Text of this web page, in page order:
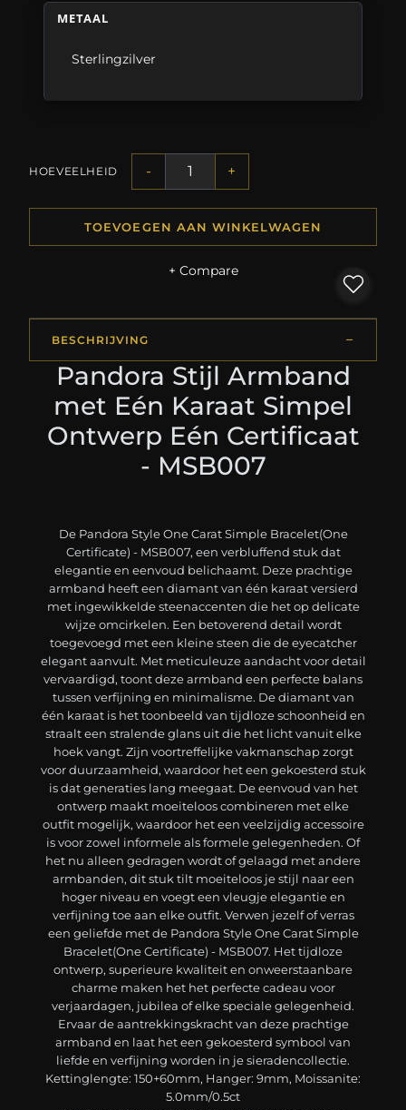
METAAL
Sterlingzilver
HOEVEELHEID - +
TOEVOEGEN AAN WINKELWAGEN
+ Compare
BESCHRIJVING
Pandora Stijl Armband
met Eén Karaat Simpel
Ontwerp Eén Certificaat
- MSB007
De Pandora Style One Carat Simple Bracelet(One
Certificate) - MSB007, een verbluffend stuk dat
elegantie en eenvoud belichaamt. Deze prachtige
armband heeft een diamant van één karaat versierd
met ingewikkelde steenaccenten die het op delicate
wijze omcirkelen. Een betoverend detail wordt
toegevoegd met een kleine steen die de eyecatcher
elegant aanvult. Met meticuleuze aandacht voor detail
vervaardigd, toont deze armband een perfecte balans
tussen verfijning en minimalisme. De diamant van
één karaat is het toonbeeld van tijdloze schoonheid en
straalt een stralende glans uit die het licht vanuit elke
hoek vangt. Zijn voortreffelijke vakmanschap zorgt
voor duurzaamheid, waardoor het een gekoesterd stuk
is dat generaties lang meegaat. De eenvoud van het
ontwerp maakt moeiteloos combineren met elke
outfit mogelijk, waardoor het een veelzijdig accessoire
is voor zowel informele als formele gelegenheden. Of
het nu alleen gedragen wordt of gelaagd met andere
armbanden, dit stuk tilt moeiteloos je stijl naar een
hoger niveau en voegt een vleugje elegantie en
verfijning toe aan elke outfit. Verwen jezelf of verras
een geliefde met de Pandora Style One Carat Simple
Bracelet(One Certificate) - MSB007. Het tijdloze
ontwerp, superieure kwaliteit en onweerstaanbare
charme maken het het perfecte cadeau voor
verjaardagen, jubilea of elke speciale gelegenheid.
Ervaar de aantrekkingskracht van deze prachtige
armband en laat het een gekoesterd symbool van
liefde en verfijning worden in je sieradencollectie.
Kettinglengte: 150+60mm, Hanger: 9mm, Moissanite:
5.0mm/0.5ct